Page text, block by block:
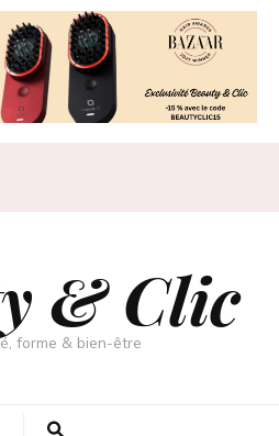
& Clic
forme & bien-être